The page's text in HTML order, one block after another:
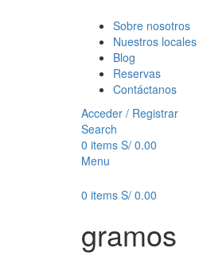
Sobre nosotros
Nuestros locales
Blog
Reservas
Contáctanos
Acceder / Registrar
Search
0 items S/ 0.00
Menu
0 items S/ 0.00
gramos